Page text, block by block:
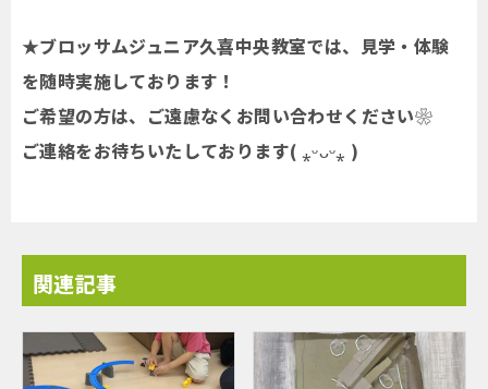
★ブロッサムジュニア久喜中央教室では、見学・体験
を随時実施しております！
ご希望の方は、ご遠慮なくお問い合わせください❀
ご連絡をお待ちいたしております( ⁎ᵕᴗᵕ⁎ )
関連記事